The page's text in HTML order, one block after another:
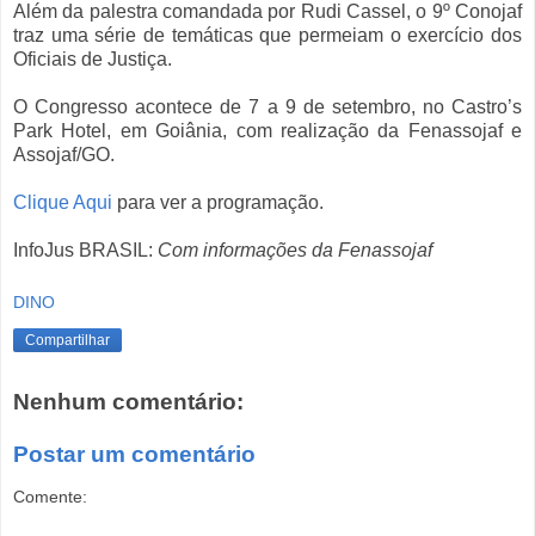
Além da palestra comandada por Rudi Cassel, o 9º Conojaf
traz uma série de temáticas que permeiam o exercício dos
Oficiais de Justiça.
O Congresso acontece de 7 a 9 de setembro, no Castro’s
Park Hotel, em Goiânia, com realização da Fenassojaf e
Assojaf/GO.
Clique Aqui para ver a programação.
InfoJus BRASIL: Com informações da Fenassojaf
DINO
Compartilhar
Nenhum comentário:
Postar um comentário
Comente: